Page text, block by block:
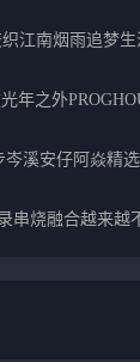
江南烟雨追梦
年之外
溪安仔阿焱精